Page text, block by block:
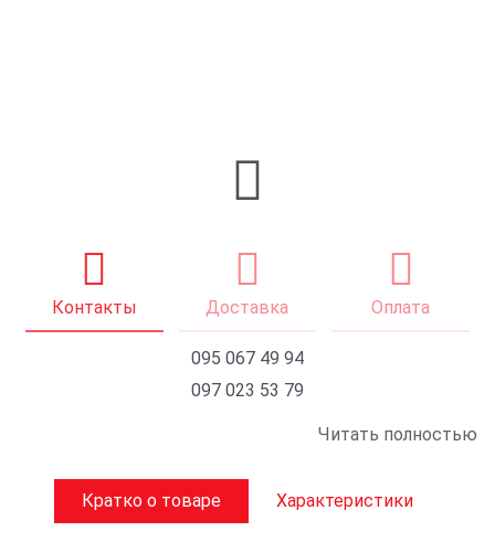
Контакты Доставка Оплата
095 067 49 94
097 023 53 79
Читать полностью
Кратко о товаре Характеристики